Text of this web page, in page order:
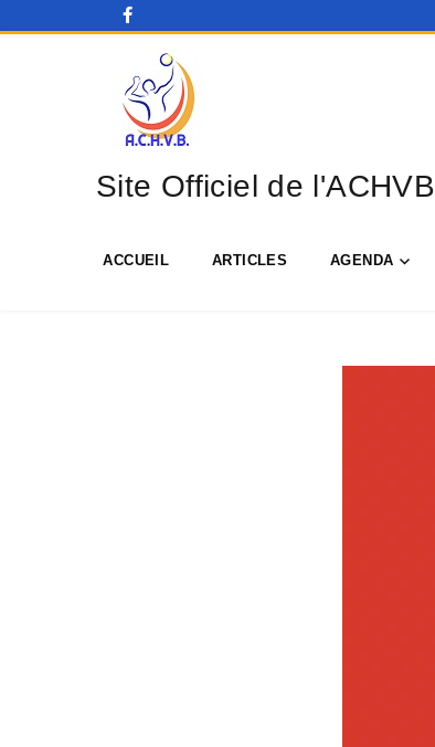
Site Officiel de l'ACHVB
ACCUEIL ARTICLES AGENDA